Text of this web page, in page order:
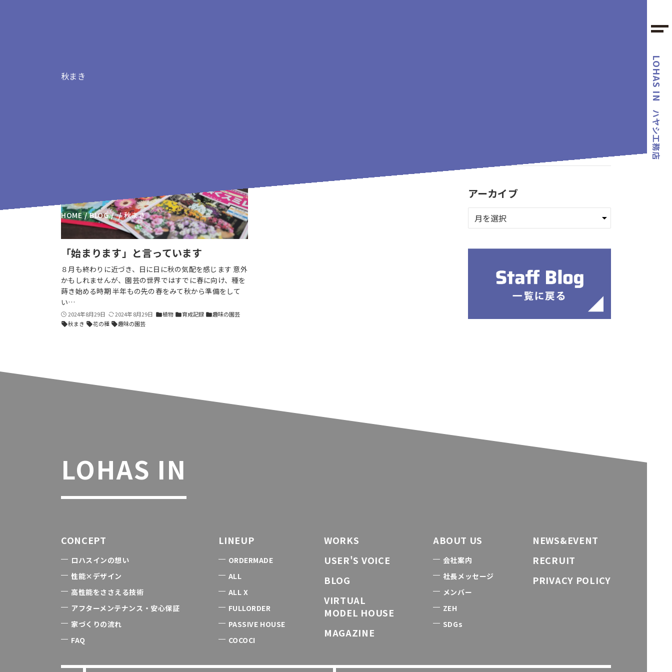
LOHAS IN
ハヤシ工務店
秋まき
HOME BLOG 秋まき
「始まります」と言っています
８月も終わりに近づき、日に日に秋の気配を感じます 意外
かもしれませんが、園芸の世界ではすでに春に向け、種を
蒔き始める時期 半年もの先の春をみて秋から準備をして
い…
2024年8月29日 2024年8月29日 folder植物 folder育成記録 folder趣味の園芸
sell秋まき sell花の種 sell趣味の園芸
アーカイブ
LOHAS IN
CONCEPT
ロハスインの想い
性能×デザイン
高性能をささえる技術
アフターメンテナンス・安心保証
家づくりの流れ
FAQ
LINEUP
ORDERMADE
ALL
ALL X
FULLORDER
PASSIVE HOUSE
COCOCI
WORKS
USER'S VOICE
BLOG
VIRTUAL
MODEL HOUSE
MAGAZINE
ABOUT US
会社案内
社長メッセージ
メンバー
ZEH
SDGs
NEWS&EVENT
RECRUIT
PRIVACY POLICY